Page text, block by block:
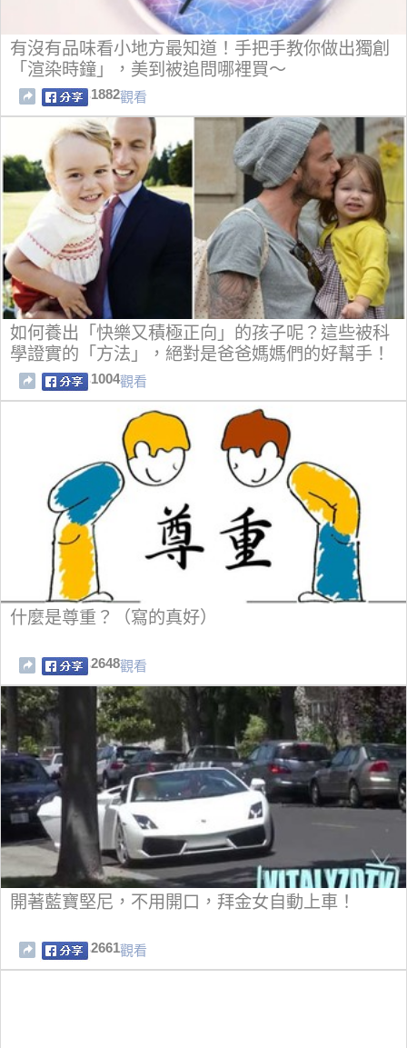
有沒有品味看小地方最知道！手把手教你做出獨創
「渲染時鐘」，美到被追問哪裡買～
1882觀看
如何養出「快樂又積極正向」的孩子呢？這些被科
學證實的「方法」，絕對是爸爸媽媽們的好幫手！
1004觀看
什麼是尊重？（寫的真好）
2648觀看
開著藍寶堅尼，不用開口，拜金女自動上車！
2661觀看